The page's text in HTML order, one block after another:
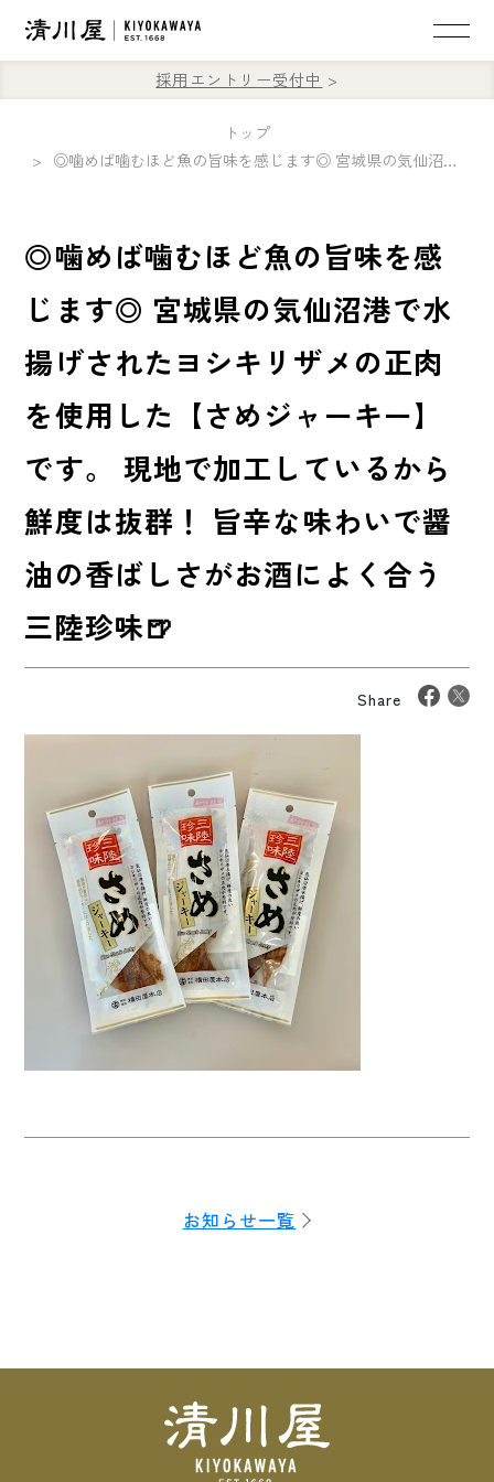
採用エントリー受付中
トップ
◎噛めば噛むほど魚の旨味を感じます◎ 宮城県の気仙沼港で水揚げされたヨシキリザメの正肉を使用した【さめジャーキー】です。 現地で加工しているから鮮度は抜群！ 旨辛な味わいで醤油の香ばしさがお酒によく合う三陸珍味🍺
◎噛めば噛むほど魚の旨味を感
じます◎ 宮城県の気仙沼港で水
揚げされたヨシキリザメの正肉
を使用した【さめジャーキー】
です。 現地で加工しているから
鮮度は抜群！ 旨辛な味わいで醤
油の香ばしさがお酒によく合う
三陸珍味🍺
Share
お知らせ一覧